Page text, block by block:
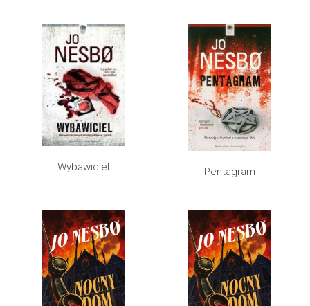
Wybawiciel Pentagram